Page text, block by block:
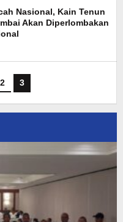
Nasional, Kain Tenun
Akan Diperlombakan
2 3